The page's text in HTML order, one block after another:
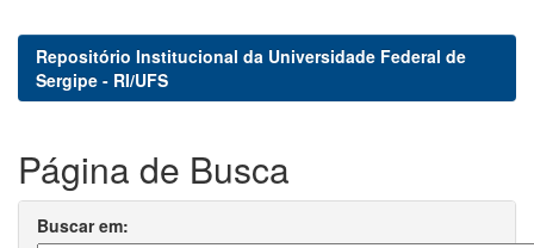
Repositório Institucional da Universidade Federal de
Sergipe - RI/UFS
Página de Busca
Buscar em: